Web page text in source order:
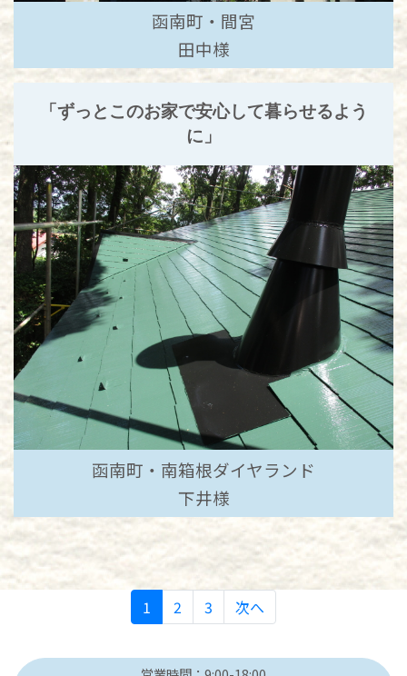
函南町・間宮
田中様
「ずっとこのお家で安心して暮らせるよう
に」
函南町・南箱根ダイヤランド
下井様
1 2 3 次へ